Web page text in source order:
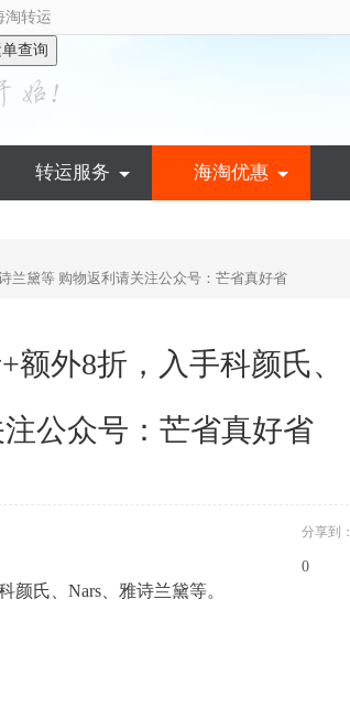
淘转运
查询
转运服务 海淘优惠
兰黛等 购物返利请关注公众号：芒省真好省
额外8折，入手科颜氏、
公众号：芒省真好省
分享到：
0
颜氏、Nars、雅诗兰黛等。